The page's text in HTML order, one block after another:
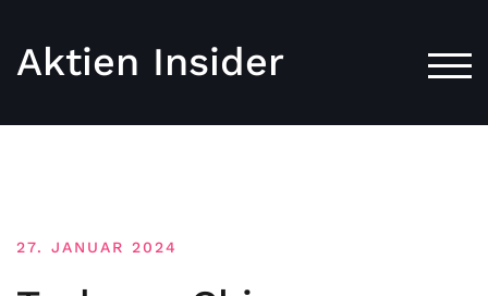
Aktien Insider
27. JANUAR 2024